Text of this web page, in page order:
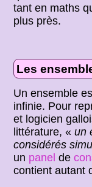
tant en maths
plus près.
Les
Un ensemble
infinie. Pour
et logicien
littérature, «un
considérés
un panel de
contient autant